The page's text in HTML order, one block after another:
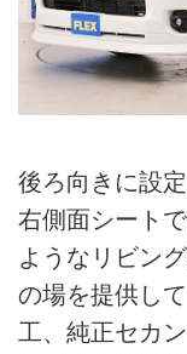
後ろ向きに設
右側面シート
ようなリビン
の場を提供し
工、純正セカ